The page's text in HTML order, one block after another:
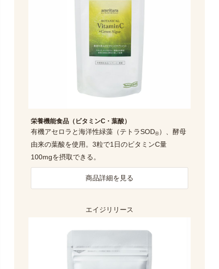
栄養機能食品（ビタミンC・葉酸）
有機アセロラと海洋性緑藻（テトラSOD®）、酵母
由来の葉酸を使用。3粒で1日のビタミンC量
100mgを摂取できる。
商品詳細を見る
エイジリリース